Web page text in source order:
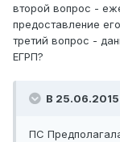
второй вопрос -
предоставление
третий вопрос -
ЕГРП?
В 25.06.2015
ПС